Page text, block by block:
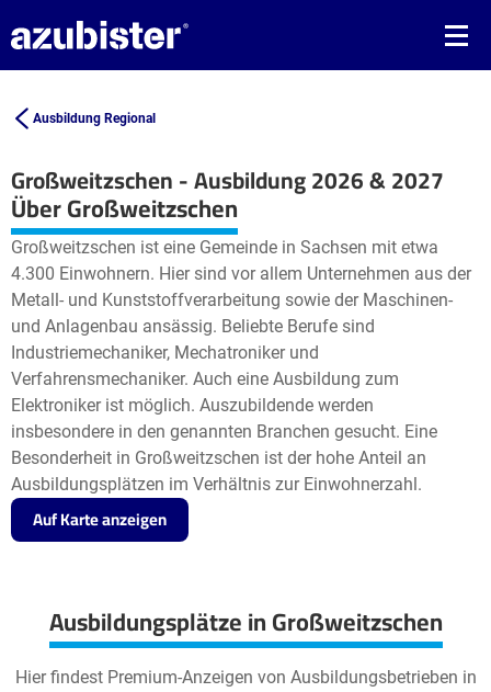
Ausbildung Regional
Großweitzschen - Ausbildung 2026 & 2027
+
−
Leaflet| ©OpenStreetMap2contributors
Über Großweitzschen
Großweitzschen ist eine Gemeinde in Sachsen mit etwa
4.300 Einwohnern. Hier sind vor allem Unternehmen aus der
Metall- und Kunststoffverarbeitung sowie der Maschinen-
und Anlagenbau ansässig. Beliebte Berufe sind
Industriemechaniker, Mechatroniker und
Verfahrensmechaniker. Auch eine Ausbildung zum
Elektroniker ist möglich. Auszubildende werden
insbesondere in den genannten Branchen gesucht. Eine
Besonderheit in Großweitzschen ist der hohe Anteil an
Ausbildungsplätzen im Verhältnis zur Einwohnerzahl.
Auf Karte anzeigen
Ausbildungsplätze in Großweitzschen
Hier findest Premium-Anzeigen von Ausbildungsbetrieben in